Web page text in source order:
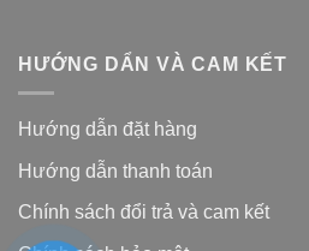
HƯỚNG DẨN VÀ CAM KẾT
Hướng dẫn đặt hàng
Hướng dẫn thanh toán
Chính sách đổi trả và cam kết